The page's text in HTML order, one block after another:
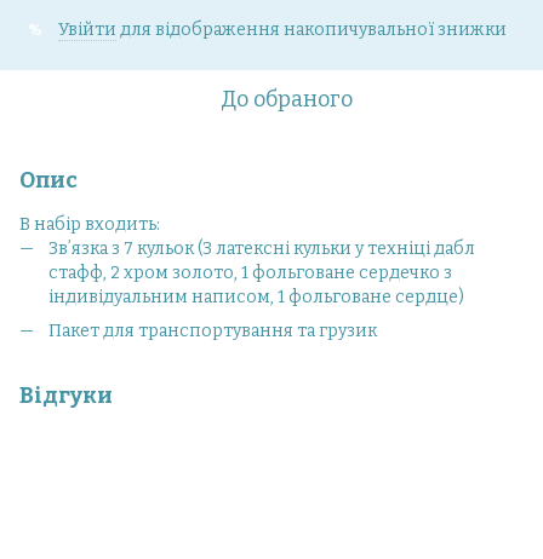
% Увійти для відображення накопичувальної знижки
До обраного
Опис
В набір входить:
Звʼязка з 7 кульок (3 латексні кульки у техніці дабл
стафф, 2 хром золото, 1 фольговане сердечко з
індивідуальним написом, 1 фольговане сердце)
Пакет для транспортування та грузик
Відгуки